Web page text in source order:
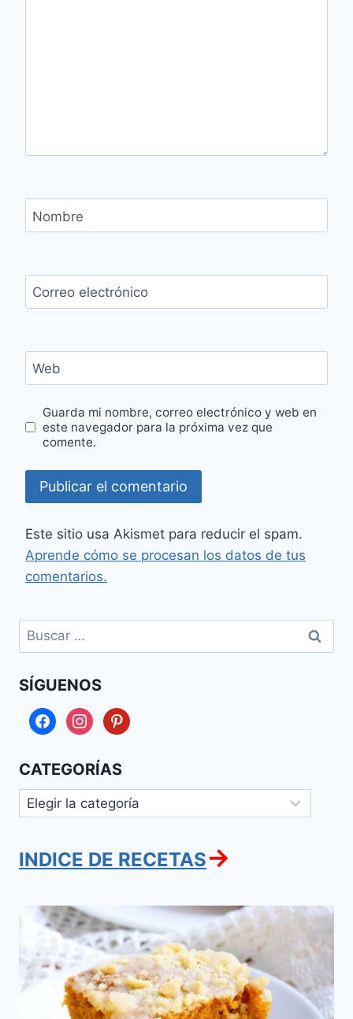
Nombre
Correo electrónico
Web
Guarda mi nombre, correo electrónico y web en
este navegador para la próxima vez que
comente.
Este sitio usa Akismet para reducir el spam.
Aprende cómo se procesan los datos de tus
comentarios.
Buscar:
SÍGUENOS
facebookinstagrampinterest
CATEGORÍAS
Categorías
INDICE DE RECETAS→
Pastel
Zanahoria
con
Boronas